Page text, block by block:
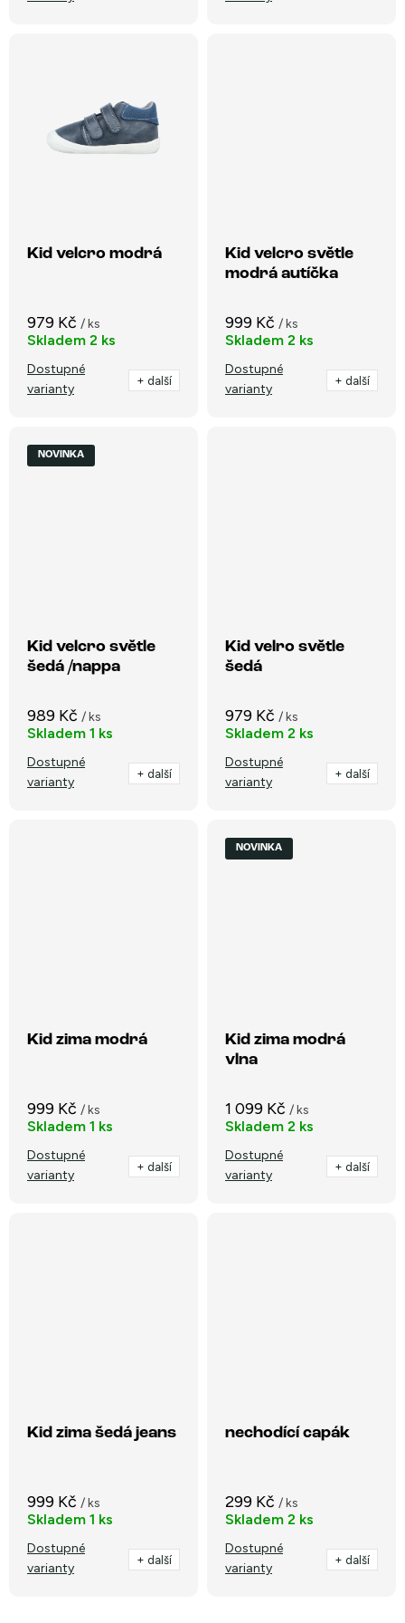
Kid velcro modrá
979 Kč / ks
Skladem 2 ks
Dostupné
varianty
+ další
Kid velcro světle
modrá autíčka
999 Kč / ks
Skladem 2 ks
Dostupné
varianty
+ další
NOVINKA
Kid velcro světle
šedá /nappa
989 Kč / ks
Skladem 1 ks
Dostupné
varianty
+ další
Kid velro světle
šedá
979 Kč / ks
Skladem 2 ks
Dostupné
varianty
+ další
Kid zima modrá
999 Kč / ks
Skladem 1 ks
Dostupné
varianty
+ další
NOVINKA
Kid zima modrá
vlna
1 099 Kč / ks
Skladem 2 ks
Dostupné
varianty
+ další
Kid zima šedá jeans
999 Kč / ks
Skladem 1 ks
Dostupné
varianty
+ další
nechodící capák
299 Kč / ks
Skladem 2 ks
Dostupné
varianty
+ další